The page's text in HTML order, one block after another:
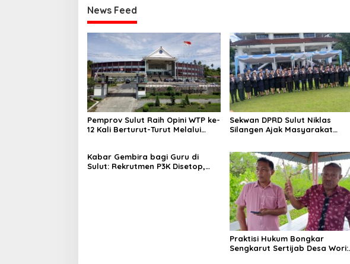
News Feed
Pemprov Sulut Raih Opini WTP ke-
12 Kali Berturut-Turut Melalui
Sekwan DPRD Sulut Niklas
Silangen Ajak Masyarakat
Bangsa
Kabar Gembira bagi Guru di
Sulut: Rekrutmen P3K Disetop,
Praktisi Hukum Bongkar
Sengkarut Sertijab Desa Wori: